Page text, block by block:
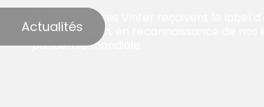
Actualités
Les laboratoires Vinfer reçoivent le label
de l'Innovation, en reconnaissance de
pandémie mondiale.